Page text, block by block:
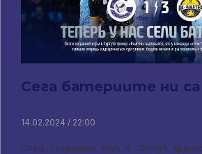
Сега батериите ни
14.02.2024 / 22:00
След скорошен мач в Сургут